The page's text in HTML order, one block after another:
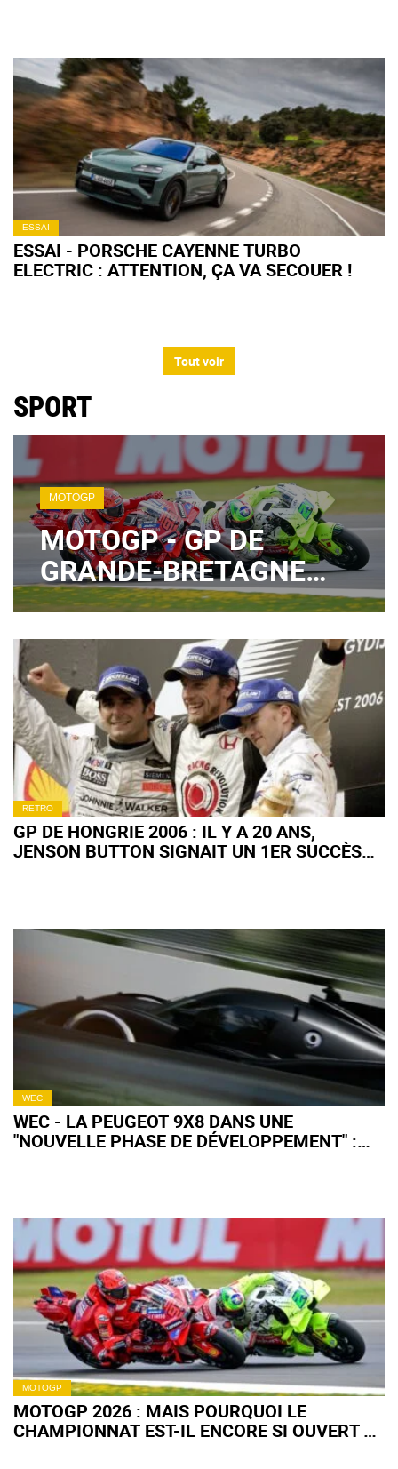
ESSAI
ESSAI - PORSCHE CAYENNE TURBO
ELECTRIC : ATTENTION, ÇA VA SECOUER !
Tout voir
SPORT
MOTOGP
MOTOGP - GP DE
GRANDE-BRETAGNE
2026 : LE PROGRAMME
TV DES ESSAIS DU
VENDREDI
RETRO
GP DE HONGRIE 2006 : IL Y A 20 ANS,
JENSON BUTTON SIGNAIT UN 1ER SUCCÈS
WEC
WEC - LA PEUGEOT 9X8 DANS UNE
"NOUVELLE PHASE DE DÉVELOPPEMENT" :
MOTOGP
MOTOGP 2026 : MAIS POURQUOI LE
CHAMPIONNAT EST-IL ENCORE SI OUVERT À